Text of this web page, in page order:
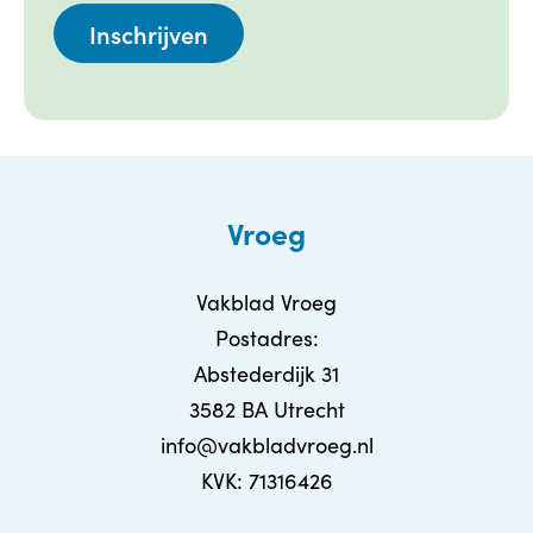
Vroeg
Vakblad Vroeg
Postadres:
Abstederdijk 31
3582 BA Utrecht
info@vakbladvroeg.nl
KVK: 71316426